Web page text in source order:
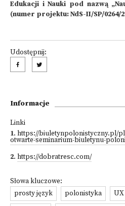
Edukacji i Nauki pod nazwą
(numer projektu: NdS-II/SP/0264/
Udostępnij:
Informacje
Linki
1. https://biuletynpolonistyczny.pl/
otwarte-seminarium-biuletynu-
2. https://dobratresc.com/
Słowa kluczowe:
prosty język
polonistyka UX